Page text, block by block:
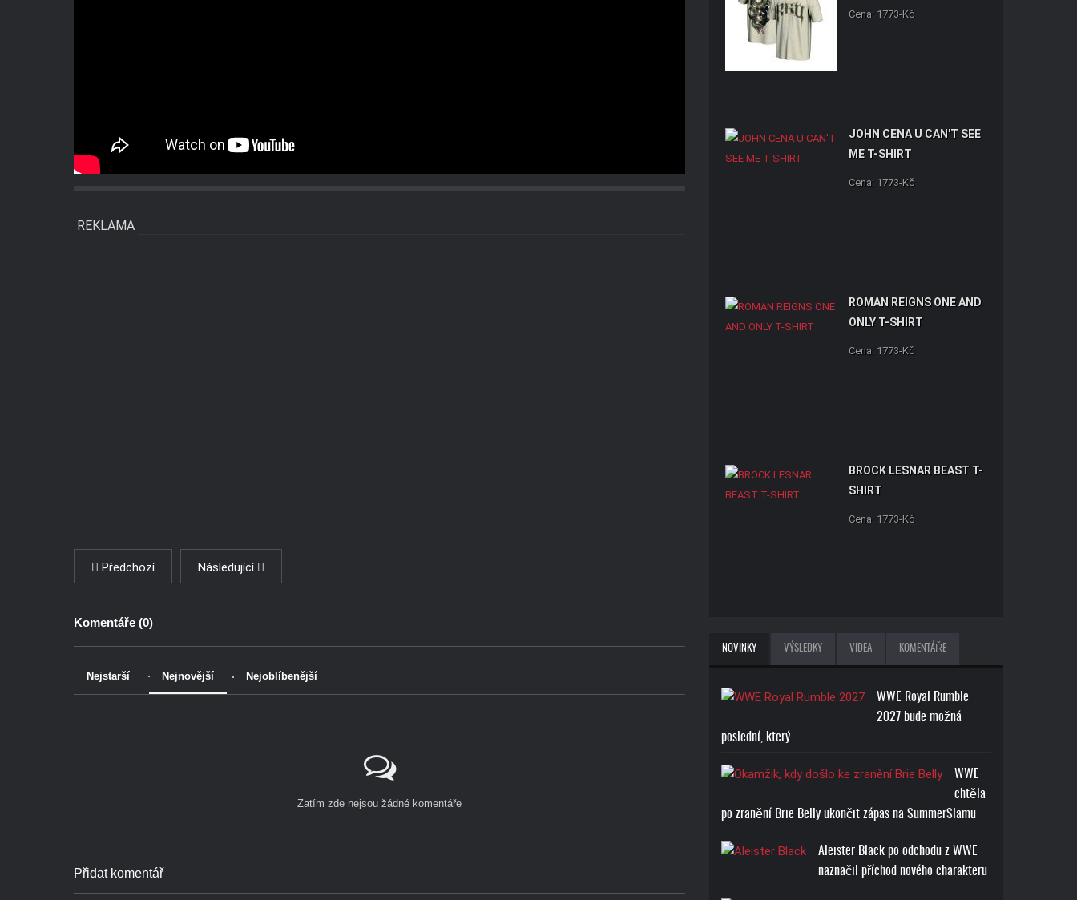
REKLAMA
Předchozí Následující
Komentáře (0)
Nejstarší Nejnovější Nejoblíbenější
Zatím zde nejsou žádné komentáře
Přidat komentář
Cena: 1773-Kč
JOHN CENA U CAN'T SEE
ME T-SHIRT
Cena: 1773-Kč
ROMAN REIGNS ONE AND
ONLY T-SHIRT
Cena: 1773-Kč
BROCK LESNAR BEAST T-
SHIRT
Cena: 1773-Kč
NOVINKY VÝSLEDKY VIDEA KOMENTÁŘE
WWE Royal Rumble
2027 bude možná
poslední, který ...
WWE
chtěla
po zranění Brie Belly ukončit zápas na SummerSlamu
Aleister Black po odchodu z WWE
naznačil příchod nového charakteru